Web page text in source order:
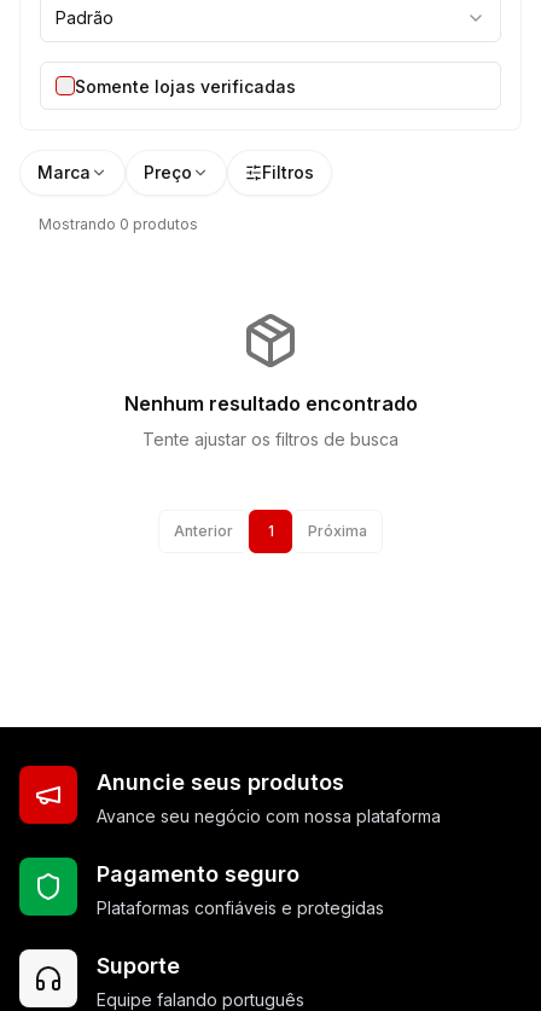
Padrão
Somente lojas verificadas
Marca Preço Filtros
Mostrando 0 produtos
Nenhum resultado encontrado
Tente ajustar os filtros de busca
Anterior 1 Próxima
Anuncie seus produtos
Avance seu negócio com nossa plataforma
Pagamento seguro
Plataformas confiáveis e protegidas
Suporte
Equipe falando português